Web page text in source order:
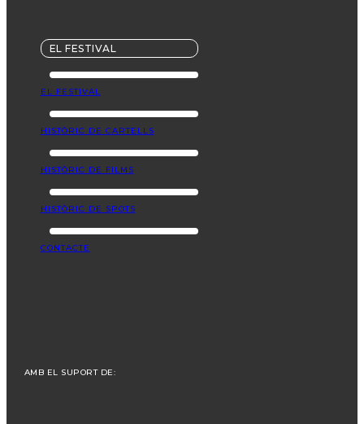
EL FESTIVAL
EL FESTIVAL
HISTÒRIC DE CARTELLS
HISTÒRIC DE FILMS
HISTÒRIC DE SPOTS
CONTACTE
AMB EL SUPORT DE: